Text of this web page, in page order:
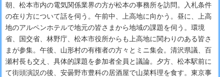
朝、松本市内の電気関係業界の方が松本の事務所を訪問。入札条件
の在り方について話を伺う。午前中、上高地に向かう。昼に、上高
地のアルペンホテルで地元の皆さまから地域の課題を伺う。環境
省、国交省、林野庁、松本市役所からも上高地に関わりのある皆さ
まが参集。午後、山形村の有権者の方々とミニ集会。清沢県議、百
瀬村長も交え、具体的課題を参加者全員と議論。夕方、松本駅前に
て街頭演説の後、安曇野市豊科の居酒屋で山菜料理を食す。東京事